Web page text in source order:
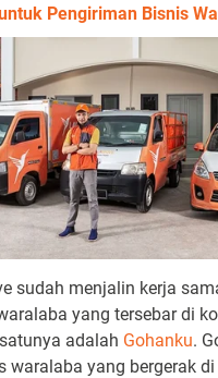
Pengiriman Bisnis
sudah menjalin kerja
yang tersebar di
adalah Gohanku.
waralaba yang bergerak